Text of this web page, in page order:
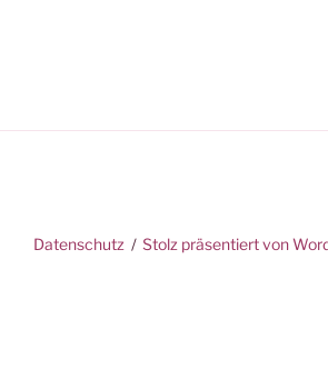
Datenschutz Stolz präsentiert von